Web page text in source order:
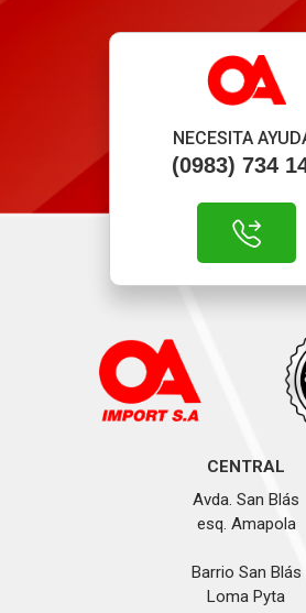
NECESITA
(0983) 734
CENTRAL
Avda. San Blás
esq. Amapola
Barrio San Blás
Loma Pyta